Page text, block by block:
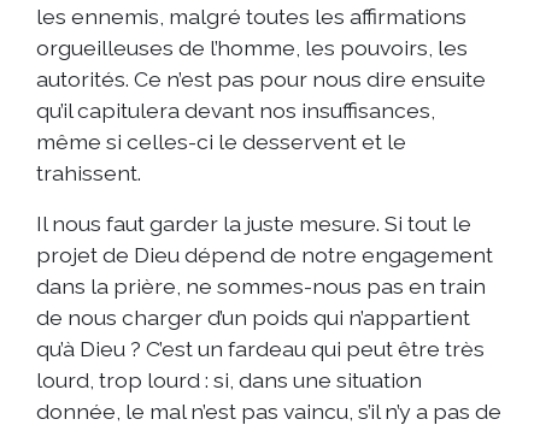
les ennemis, malgré toutes les affirmations
orgueilleuses de l’homme, les pouvoirs, les
autorités. Ce n’est pas pour nous dire ensuite
qu’il capitulera devant nos insuffisances,
même si celles-ci le desservent et le
trahissent.
Il nous faut garder la juste mesure. Si tout le
projet de Dieu dépend de notre engagement
dans la prière, ne sommes-nous pas en train
de nous charger d’un poids qui n’appartient
qu’à Dieu ? C’est un fardeau qui peut être très
lourd, trop lourd : si, dans une situation
donnée, le mal n’est pas vaincu, s’il n’y a pas de